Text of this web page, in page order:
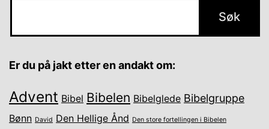
Er du på jakt etter en andakt om:
Advent Bibel Bibelen Bibelglede Bibelgruppe
Bønn David Den Hellige Ånd Den store fortellingen i Bibelen